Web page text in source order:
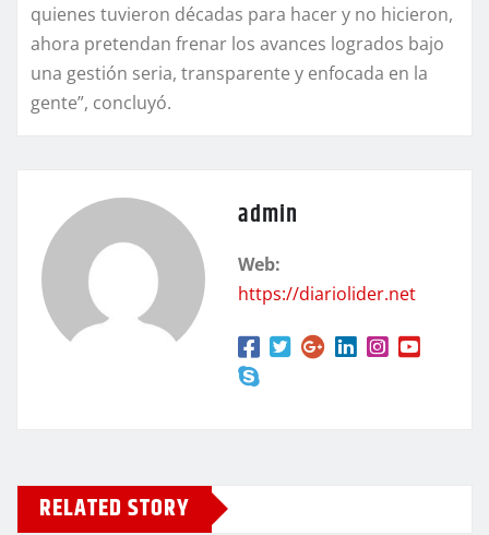
quienes tuvieron décadas para hacer y no hicieron,
ahora pretendan frenar los avances logrados bajo
una gestión seria, transparente y enfocada en la
gente”, concluyó.
admin
Web:
https://diariolider.net
RELATED STORY